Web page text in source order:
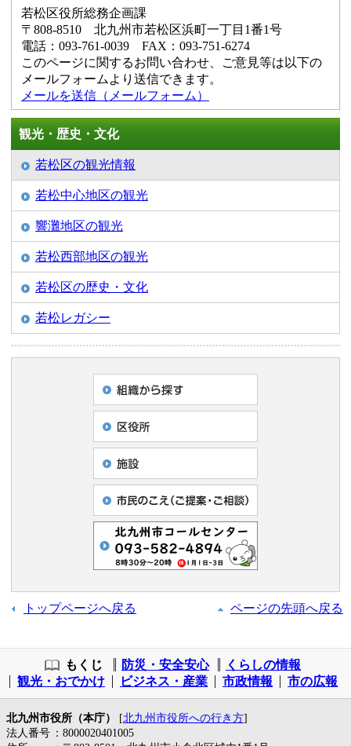
若松区役所総務企画課
〒808-8510 北九州市若松区浜町一丁目1番1号
電話：093-761-0039 FAX：093-751-6274
このページに関するお問い合わせ、ご意見等は以下の
メールフォームより送信できます。
メールを送信（メールフォーム）
観光・歴史・文化
若松区の観光情報
若松中心地区の観光
響灘地区の観光
若松西部地区の観光
若松区の歴史・文化
若松レガシー
トップページへ戻る ページの先頭へ戻る
もくじ 防災・安全安心
くらしの情報
観光・おでかけ
ビジネス・産業 市政情報 市の広報
北九州市役所（本庁） [北九州市役所への行き方]
法人番号 ：8000020401005